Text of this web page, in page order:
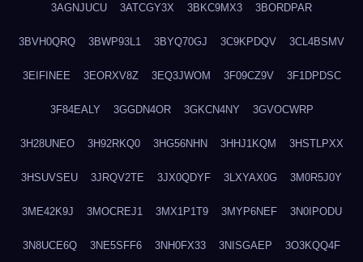
3AGNJUCU 3ATCGY3X 3BKC9MX3 3BORDPAR
3BVH0QRQ 3BWP93L1 3BYQ70GJ 3C9KPDQV 3CL4BSMV
3EIFINEE 3EORXV8Z 3EQ3JWOM 3F09CZ9V 3F1DPDSC
3F84EALY 3GGDN4OR 3GKCN4NY 3GVOCWRP
3H28UNEO 3H92RKQ0 3HG56NHN 3HHJ1KQM 3HSTLPXX
3HSUVSEU 3JRQV2TE 3JX0QDYF 3LXYAX0G 3M0R5J0Y
3ME42K9J 3MOCREJ1 3MX1P1T9 3MYP6NEF 3N0IPODU
3N8UCE6Q 3NE5SFF6 3NH0FX33 3NISGAEP 3O3KQQ4F